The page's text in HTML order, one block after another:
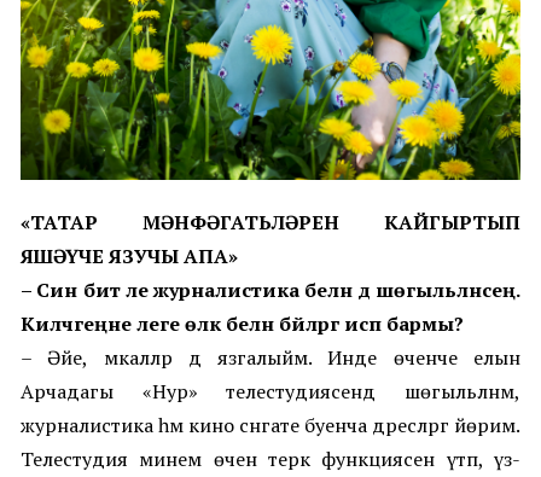
«ТАТАР МӘНФӘГАТЬЛӘРЕН КАЙГЫРТЫП
ЯШӘҮЧЕ ЯЗУЧЫ АПА»
– Син бит әле журналистика белән дә шөгыльләнәсең.
Киләчәгеңне әлеге өлкә белән бәйләргә исәп бармы?
–Әйе, мәкаләләр дә язгалыйм. Инде өченче елын
Арчадагы «Нур» телестудиясендә шөгыльләнәм,
журналистика һәм кино сәнгате буенча дәресләргә йөрим.
Телестудия минем өчен терәк функциясен үтәп, үз-